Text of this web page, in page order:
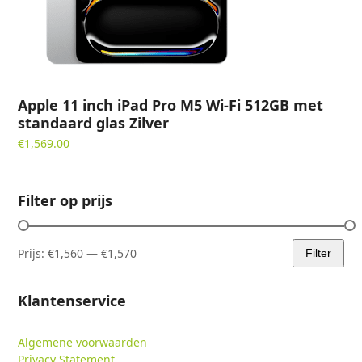
Apple 11 inch iPad Pro M5 Wi-Fi 512GB met
standaard glas Zilver
€1,569.00
Filter op prijs
Min.
Max.
Filter
Prijs:€1,560 —€1,570
Klantenservice
Algemene voorwaarden